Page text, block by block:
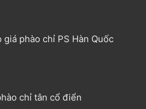
giá phào chỉ PS Hàn Quốc
chỉ tân cổ điển